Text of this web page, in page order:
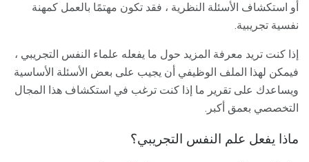
أو استكشاف الأسئلة النظرية ، فقد تكون مهتمًا بالعمل كمهنة
نفسية تجريبية.
إذا كنت تريد معرفة المزيد حول ما يفعله علماء النفس التجريبي ،
فيمكن لهذا الملف الوظيفي أن يجيب على بعض الأسئلة الأساسية
ويساعدك على تقرير ما إذا كنت ترغب في استكشاف هذا المجال
التخصصي بعمق أكبر.
ماذا يفعل علم النفس التجريبي؟